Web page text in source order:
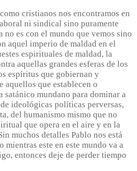
cristianos nos encontramos en
ni sindical sino puramente
es con el mundo que vemos sino
aquel imperio de maldad en el
espirituales de maldad, la
aquellas grandes esferas de los
espíritus que gobiernan y
aquellos que establecen o
satánico mundano para dominar a
ideológicas políticas perversas,
del humanismo mismo que no
que opera en el aire y en la
muchos detalles Pablo nos está
este en este mundo va a
entonces deje de perder tiempo